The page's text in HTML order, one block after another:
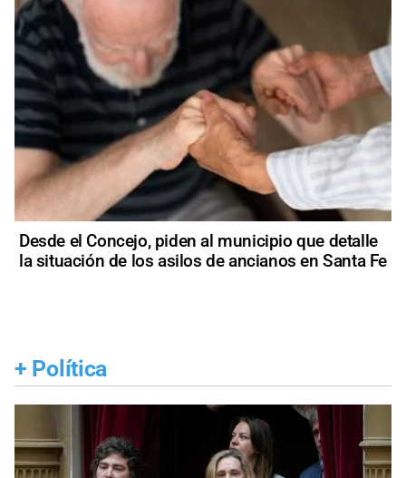
Desde el Concejo, piden al municipio que detalle
la situación de los asilos de ancianos en Santa Fe
+ Política